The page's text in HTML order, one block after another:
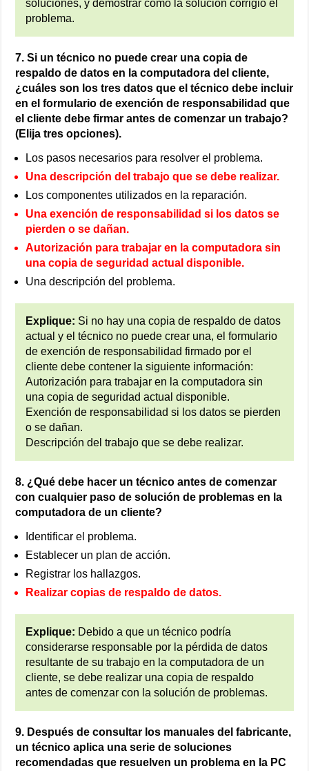
soluciones, y demostrar cómo la solución corrigió el
problema.
7. Si un técnico no puede crear una copia de
respaldo de datos en la computadora del cliente,
¿cuáles son los tres datos que el técnico debe incluir
en el formulario de exención de responsabilidad que
el cliente debe firmar antes de comenzar un trabajo?
(Elija tres opciones).
Los pasos necesarios para resolver el problema.
Una descripción del trabajo que se debe realizar.
Los componentes utilizados en la reparación.
Una exención de responsabilidad si los datos se
pierden o se dañan.
Autorización para trabajar en la computadora sin
una copia de seguridad actual disponible.
Una descripción del problema.
Explique: Si no hay una copia de respaldo de datos
actual y el técnico no puede crear una, el formulario
de exención de responsabilidad firmado por el
cliente debe contener la siguiente información:
Autorización para trabajar en la computadora sin
una copia de seguridad actual disponible.
Exención de responsabilidad si los datos se pierden
o se dañan.
Descripción del trabajo que se debe realizar.
8. ¿Qué debe hacer un técnico antes de comenzar
con cualquier paso de solución de problemas en la
computadora de un cliente?
Identificar el problema.
Establecer un plan de acción.
Registrar los hallazgos.
Realizar copias de respaldo de datos.
Explique: Debido a que un técnico podría
considerarse responsable por la pérdida de datos
resultante de su trabajo en la computadora de un
cliente, se debe realizar una copia de respaldo
antes de comenzar con la solución de problemas.
9. Después de consultar los manuales del fabricante,
un técnico aplica una serie de soluciones
recomendadas que resuelven un problema en la PC